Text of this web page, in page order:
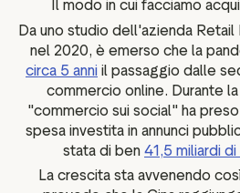
i social media
recensioni
Dati e
Tag delle
Dati dei
Il modo in cui facciamo
Da uno studio dell'azienda
nel 2020, è emerso che la
circa 5 anni il passaggio dalle
commercio online. Durante
"commercio sui social" ha
spesa investita in annunci
stata di ben 41,5 miliardi
La crescita sta avvenendo